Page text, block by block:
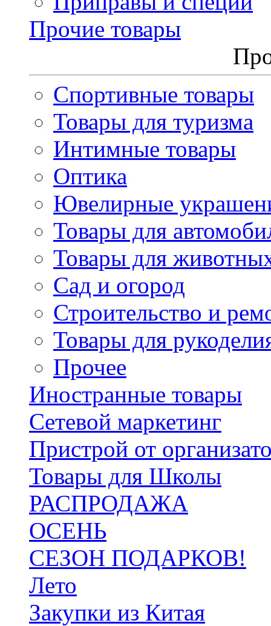
Прочие товары
Спортивные товары
Товары для туризма
Интимные товары
Оптика
Ювелирные
Товары для
Товары для
Сад и огород
Строительство и
Товары для
Прочее
Иностранные товары
Сетевой маркетинг
Пристрой от
Товары для Школы
РАСПРОДАЖА
ОСЕНЬ
СЕЗОН ПОДАРКОВ!
Лето
Закупки из Китая